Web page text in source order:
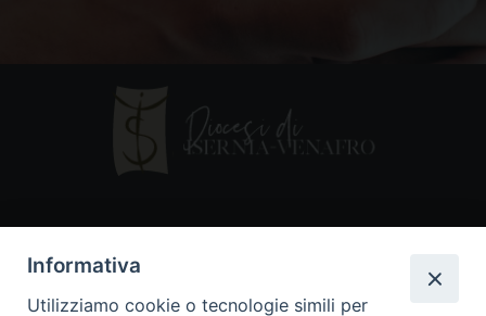
Informativa
Utilizziamo cookie o tecnologie simili per